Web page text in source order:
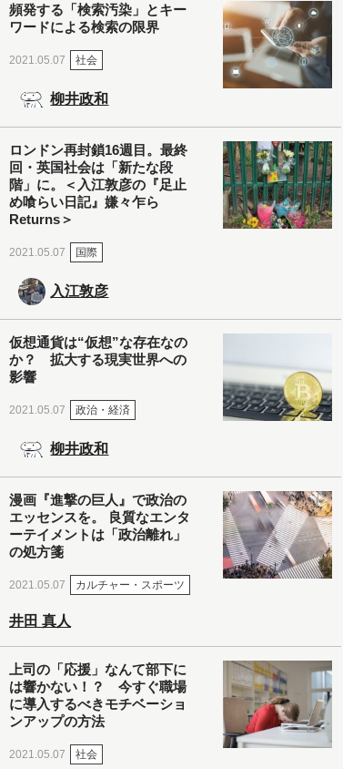
頻発する「検索汚染」とキー
ワードによる検索の限界
2021.05.07 社会
柳井政和
ロンドン再封鎖16週目。最終
回・英国社会は「新たな段
階」に。＜入江敦彦の『足止
め喰らい日記』嫌々乍ら
Returns＞
2021.05.07 国際
入江敦彦
仮想通貨は“仮想”な存在なの
か？ 拡大する現実世界への
影響
2021.05.07 政治・経済
柳井政和
漫画『進撃の巨人』で政治の
エッセンスを。 良質なエンタ
ーテイメントは「政治離れ」
の処方箋
2021.05.07 カルチャー・スポーツ
井田 真人
上司の「応援」なんて部下に
は響かない！？ 今すぐ職場
に導入するべきモチベーショ
ンアップの方法
2021.05.07 社会